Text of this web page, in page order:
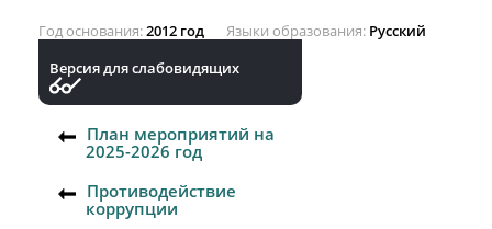
Год основания 2012 год Языки образования Русский
Версия для слабовидящих
План мероприятий на
2025-2026 год
Противодействие
коррупции